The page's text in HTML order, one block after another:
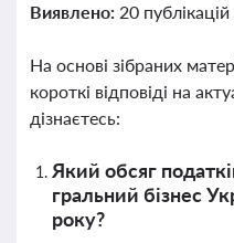
Виявлено: 20
На основі зібраних
короткі відповіді на
дізнаєтесь:
Який обсяг
гральний бізнес
року?